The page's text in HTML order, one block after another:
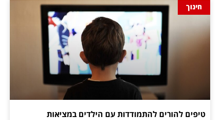
חינוך
טיפים להורים להתמודדות עם הילדים במציאות